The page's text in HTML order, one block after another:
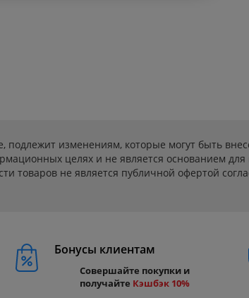
изменениям, которые могут быть
целях и не является основанием
не является публичной офертой
Бонусы клиентам
Совершайте покупки и
получайте Кэшбэк 10%